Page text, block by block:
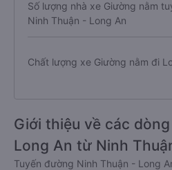
Số lượng nhà xe Giường nằm
Ninh Thuận - Long An
Chất lượng xe Giường nằm đi
Giới thiệu về các
Long An từ Ninh
Tuyến đường Ninh Thuận - Long